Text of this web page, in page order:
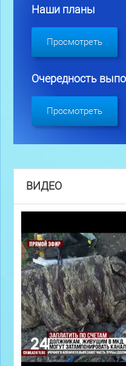
Наши планы
Просмотреть
Очередность
Просмотреть
ВИДЕО